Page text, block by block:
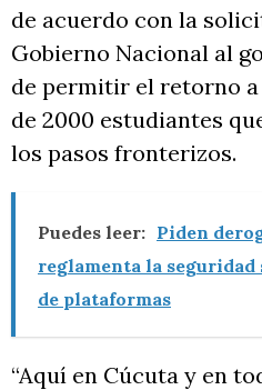
de acuerdo con la
Gobierno Nacional al
de permitir el retorno a
de 2000 estudiantes
los pasos fronterizos.
Puedes leer: Piden
reglamenta la
de plataformas
“Aquí en Cúcuta y en